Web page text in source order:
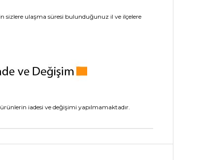
sizlere ulaşma süresi bulunduğunuz il ve ilçelere
iadesi ve değişimi yapılmamaktadır.